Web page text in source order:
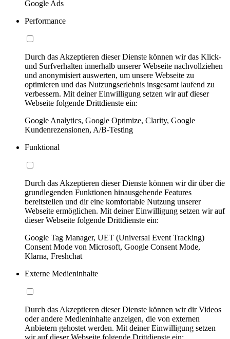
Google Ads
Performance
Durch das Akzeptieren dieser Dienste können wir das Klick-
und Surfverhalten innerhalb unserer Webseite nachvollziehen
und anonymisiert auswerten, um unsere Webseite zu
optimieren und das Nutzungserlebnis insgesamt laufend zu
verbessern. Mit deiner Einwilligung setzen wir auf dieser
Webseite folgende Drittdienste ein:
Google Analytics, Google Optimize, Clarity, Google
Kundenrezensionen, A/B-Testing
Funktional
Durch das Akzeptieren dieser Dienste können wir dir über die
grundlegenden Funktionen hinausgehende Features
bereitstellen und dir eine komfortable Nutzung unserer
Webseite ermöglichen. Mit deiner Einwilligung setzen wir auf
dieser Webseite folgende Drittdienste ein:
Google Tag Manager, UET (Universal Event Tracking)
Consent Mode von Microsoft, Google Consent Mode,
Klarna, Freshchat
Externe Medieninhalte
Durch das Akzeptieren dieser Dienste können wir dir Videos
oder andere Medieninhalte anzeigen, die von externen
Anbietern gehostet werden. Mit deiner Einwilligung setzen